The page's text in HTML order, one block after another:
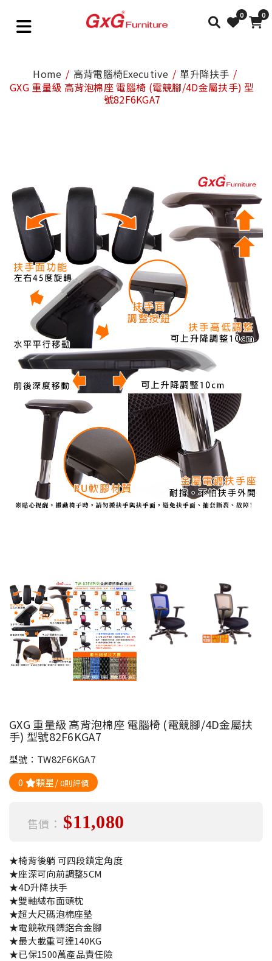
0 0
Home 高背電腦椅Executive
單升降扶手
GXG 重量級 高背泡棉座 電腦椅 (電競腳/4D金屬扶手) 型
號82F6KGA7
GXG 重量級 高背泡棉座 電腦椅 (電競腳/4D金屬扶
手) 型號82F6KGA7
型號：TW82F6KGA7
0
顆星/0則評價
售價： $11,080
★椅背後躺 可四段鎖定角度
★座深可向前調整5CM
★4D升降扶手
★雙軸絨布面頭枕
★超大尺碼泡棉座墊
★電競款飛鏢鋁合金腳
★最大載重可達140KG
★已保1500萬產品責任險